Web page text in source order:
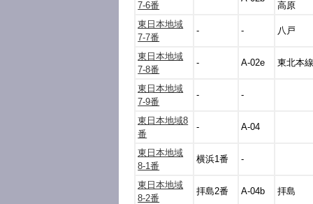
7-6番
高原
東日本地域
7-7番
- - 八戸
東日本地域
7-8番
- A-02e 東北本
東日本地域
7-9番
- -
東日本地域8
番
- A-04
東日本地域
8-1番
横浜1番 -
東日本地域
8-2番
拝島2番 A-04b 拝島